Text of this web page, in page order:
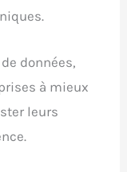
données,
à mieux
leurs